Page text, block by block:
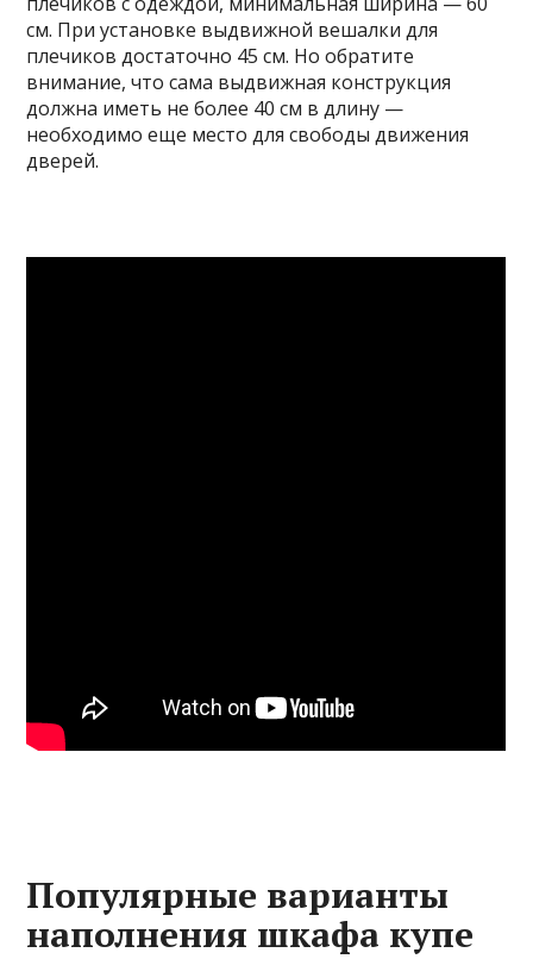
см. При установке выдвижной вешалки для
плечиков достаточно 45 см. Но обратите
внимание, что сама выдвижная конструкция
должна иметь не более 40 см в длину —
необходимо еще место для свободы движения
дверей.
Популярные варианты
наполнения шкафа купе